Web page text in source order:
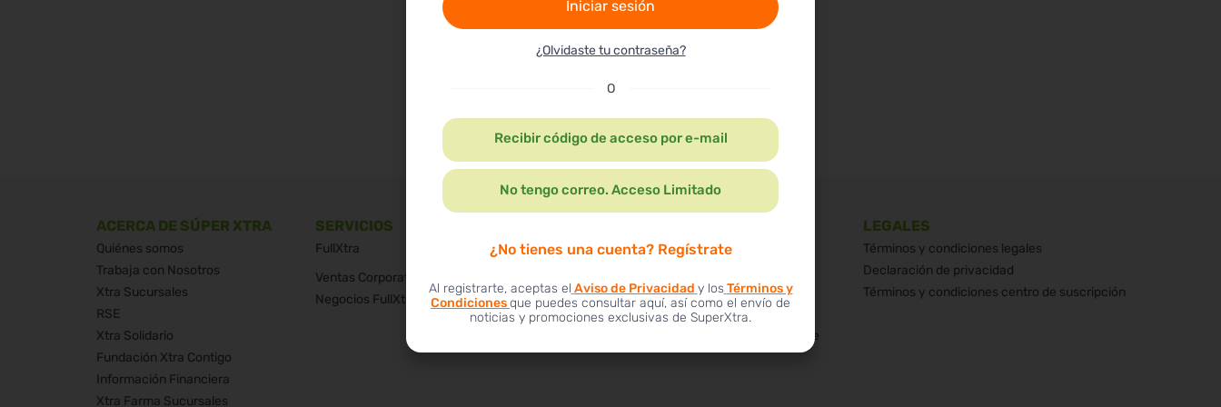
ACERCA DE SÚPER XTRA
Quiénes somos
Trabaja con Nosotros
Xtra Sucursales
RSE
Xtra Solidario
Fundación Xtra Contigo
Información Financiera
Xtra Farma Sucursales
SERVICIOS
FullXtra
Ventas Corporativas
Negocios FullXtra
Departamentos
Política de envíos
Política de cambios y devoluciones
Compra online tutorial
Términos y condiciones cobro online
LEGALES
Términos y condiciones legales
Declaración de privacidad
Términos y condiciones centro de suscripción
O
Recibir código de acceso por e-mail
No tengo correo. Acceso Limitado
Al registrarte, aceptas el Aviso de Privacidad y los Términos y
Condicionesque puedes consultar aquí, así como el envío de
noticias y promociones exclusivas de SuperXtra.